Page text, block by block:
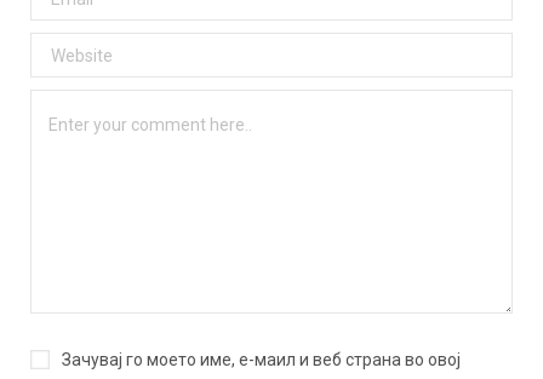
Зачувај го моето име, е-маил и веб страна во овој